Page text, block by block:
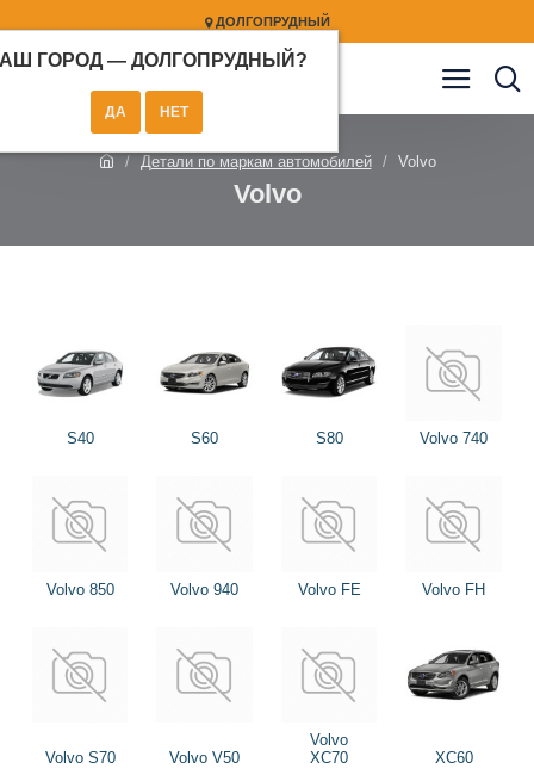
ДОЛГОПРУДНЫЙ
ГОРОД — ДОЛГОПРУДНЫЙ ?
Детали по маркам автомобилей Volvo
Volvo
S40 S60 S80 Volvo 740
Volvo 850 Volvo 940 Volvo FE Volvo FH
Volvo S70 Volvo V50
Volvo
XC70
XC60